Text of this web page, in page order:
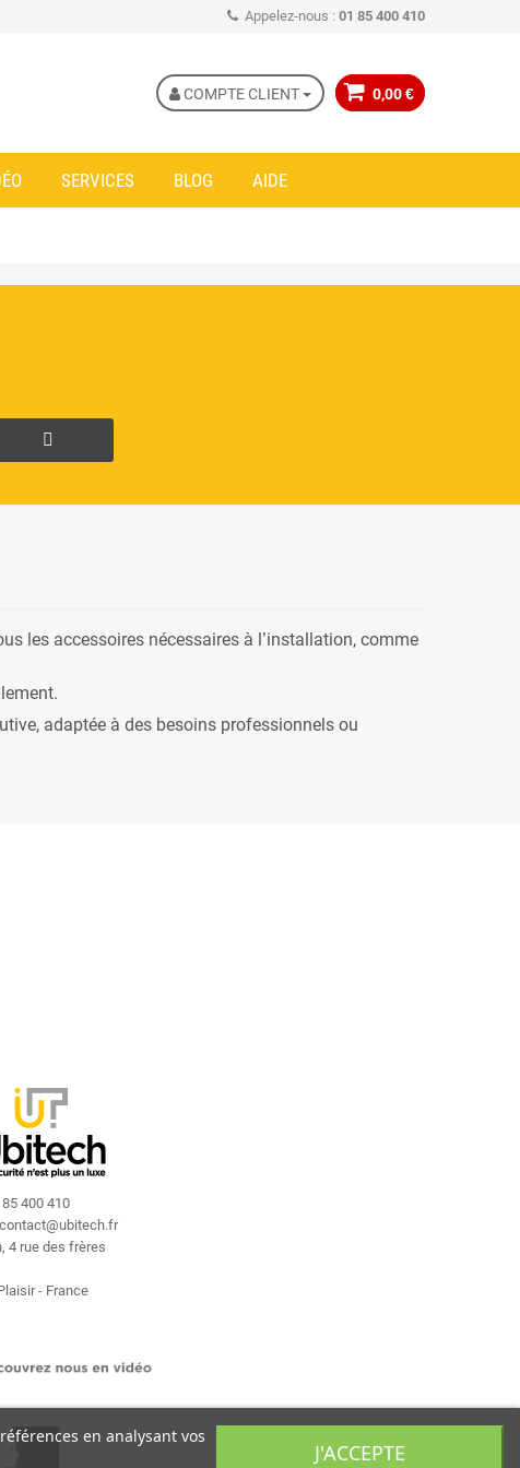
Appelez-nous : 01 85 400 410
0,00 €
COMPTE CLIENT
SERVICES BLOG AIDE
les accessoires nécessaires à l’installation, comme
adaptée à des besoins professionnels ou
85 400 410
@ubitech.fr
4 rue des frères
- France
en analysant vos
J'ACCEPTE